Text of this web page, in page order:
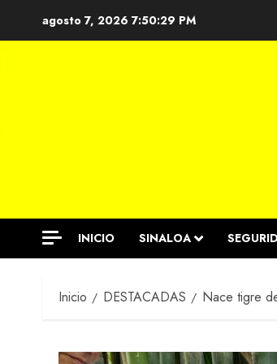
agosto 7, 2026 7:50:30 PM
INICIO SINALOA
Inicio DESTACADAS Nace tigre